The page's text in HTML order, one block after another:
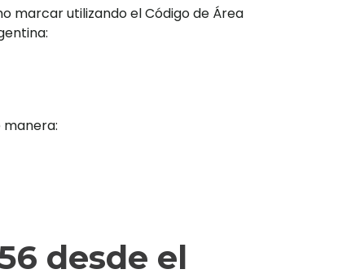
marcar utilizando el Código de Área
manera:
desde el